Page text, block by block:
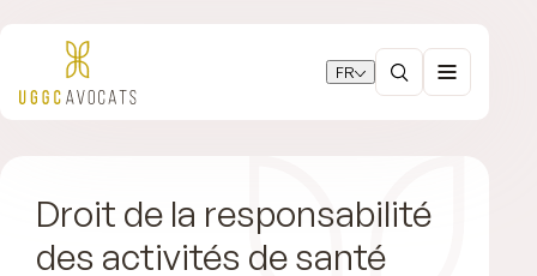
FR
Droit de la responsabilité
des activités de santé